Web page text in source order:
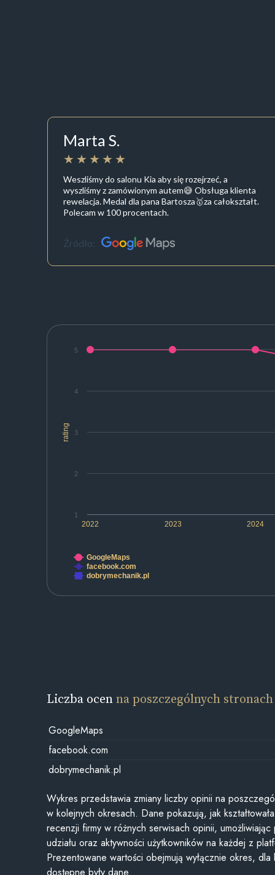
Marta S.
Weszliśmy do salonu Kia aby się rozejrzeć, a
wyszliśmy z zamówionym autem😅 Obsługa klienta
rewelacja. Medal dla pana Bartosza🥇za całokształt.
Polecam w 100 procentach.
Źródło:
rating
2022 2023 2024
1
2
3
4
5
GoogleMaps
facebook.com
dobrymechanik.pl
Liczba ocenna poszczególnych stronach
GoogleMaps
facebook.com
dobrymechanik.pl
Wykres przedstawia zmiany liczby opinii na
w kolejnych okresach. Dane pokazują, jak
recenzji firmy w różnych serwisach opinii,
udziału oraz aktywności użytkowników na każdej z
Prezentowane wartości obejmują wyłącznie okres, dla